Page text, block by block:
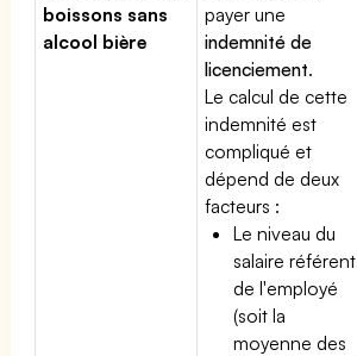
boissons sans
alcool bière
payer une
indemnité de
licenciement.
Le calcul de cette
indemnité est
compliqué et
dépend de deux
facteurs :
Le niveau du
salaire référent
de l'employé
(soit la
moyenne des